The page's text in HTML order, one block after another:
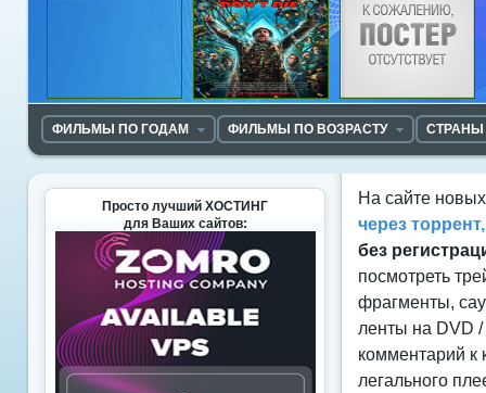
ФИЛЬМЫ ПО ГОДАМ ФИЛЬМЫ ПО ВОЗРАСТУ
На сайте
через
без
посмотреть
фрагменты,
ленты на DVD
комментарий к
легального
Просто лучший ХОСТИНГ
для Ваших сайтов: